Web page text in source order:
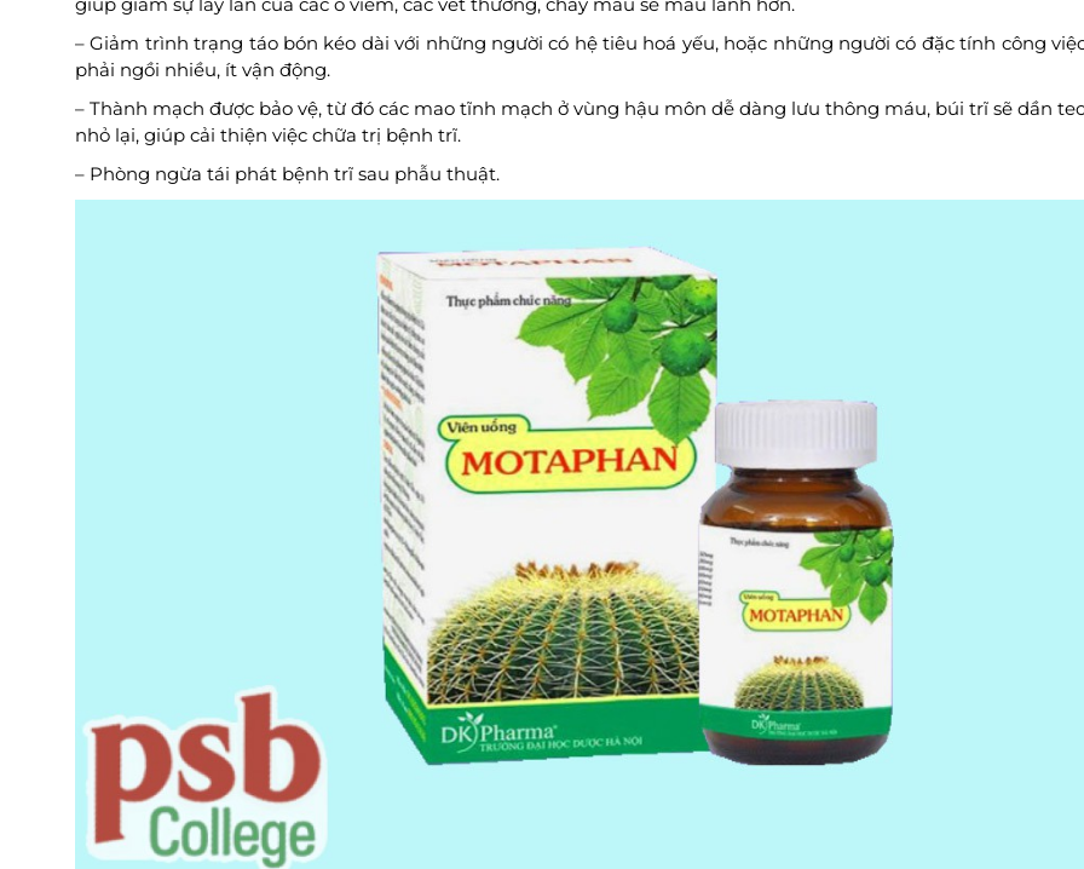
– Giảm trình trạng táo bón kéo dài với những người có hệ tiêu hoá yếu, hoặc những người có đặc tính công
phải ngồi nhiều, ít vận động.
– Thành mạch được bảo vệ, từ đó các mao tĩnh mạch ở vùng hậu môn dễ dàng lưu thông máu, búi trĩ sẽ dần
nhỏ lại, giúp cải thiện việc chữa trị bệnh trĩ.
– Phòng ngừa tái phát bệnh trĩ sau phẫu thuật.